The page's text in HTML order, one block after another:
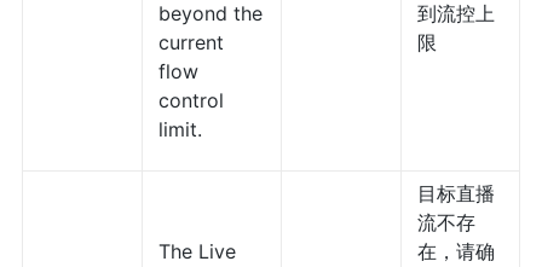
beyond the
current
flow
control
limit.
到流控上
限
The Live
目标直播
流不存
在，请确